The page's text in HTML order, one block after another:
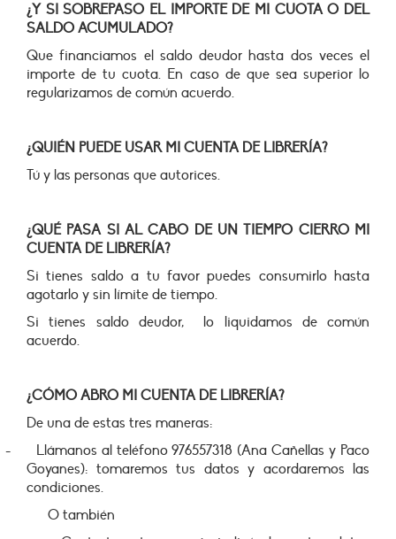
¿Y SI SOBREPASO EL IMPORTE DE MI CUOTA O DEL
SALDO ACUMULADO?
Que financiamos el saldo deudor hasta dos veces el
importe de tu cuota. En caso de que sea superior lo
regularizamos de común acuerdo.
¿QUIÉN PUEDE USAR MI CUENTA DE LIBRERÍA?
Tú y las personas que autorices.
¿QUÉ PASA SI AL CABO DE UN TIEMPO CIERRO MI
CUENTA DE LIBRERÍA?
Si tienes saldo a tu favor puedes consumirlo hasta
agotarlo y sin límite de tiempo.
Si tienes saldo deudor, lo liquidamos de común
acuerdo.
¿CÓMO ABRO MI CUENTA DE LIBRERÍA?
De una de estas tres maneras:
-
Llámanos al teléfono 976557318 (Ana Cañellas y Paco
Goyanes): tomaremos tus datos y acordaremos las
condiciones.
O también